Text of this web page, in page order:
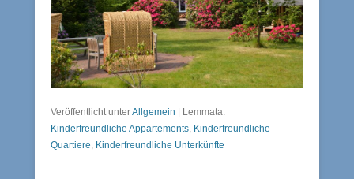
Veröffentlicht unterAllgemein
Lemmata:
Kinderfreundliche Appartements, Kinderfreundliche
Quartiere, Kinderfreundliche Unterkünfte